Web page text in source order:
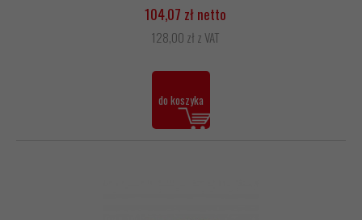
104,07 zł netto
128,00 zł z VAT
do koszyka